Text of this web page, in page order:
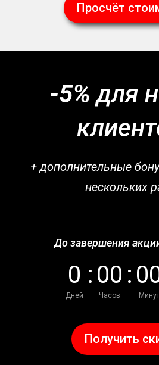
Просчёт
-5% для
+ дополнительные
нескольких
До завершения
0
Дней
: 00
Часов
: 0
Минут
Получить